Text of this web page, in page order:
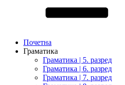
Почетна
Граматика
Граматика | 5. разред
Граматика | 6. разред
Граматика | 7. разред